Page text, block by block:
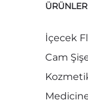
ÜRÜNLER
İçecek
Cam